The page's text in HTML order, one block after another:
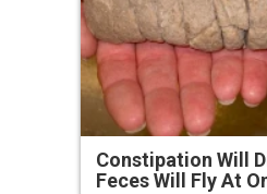
Constipation Will
Feces Will Fly At